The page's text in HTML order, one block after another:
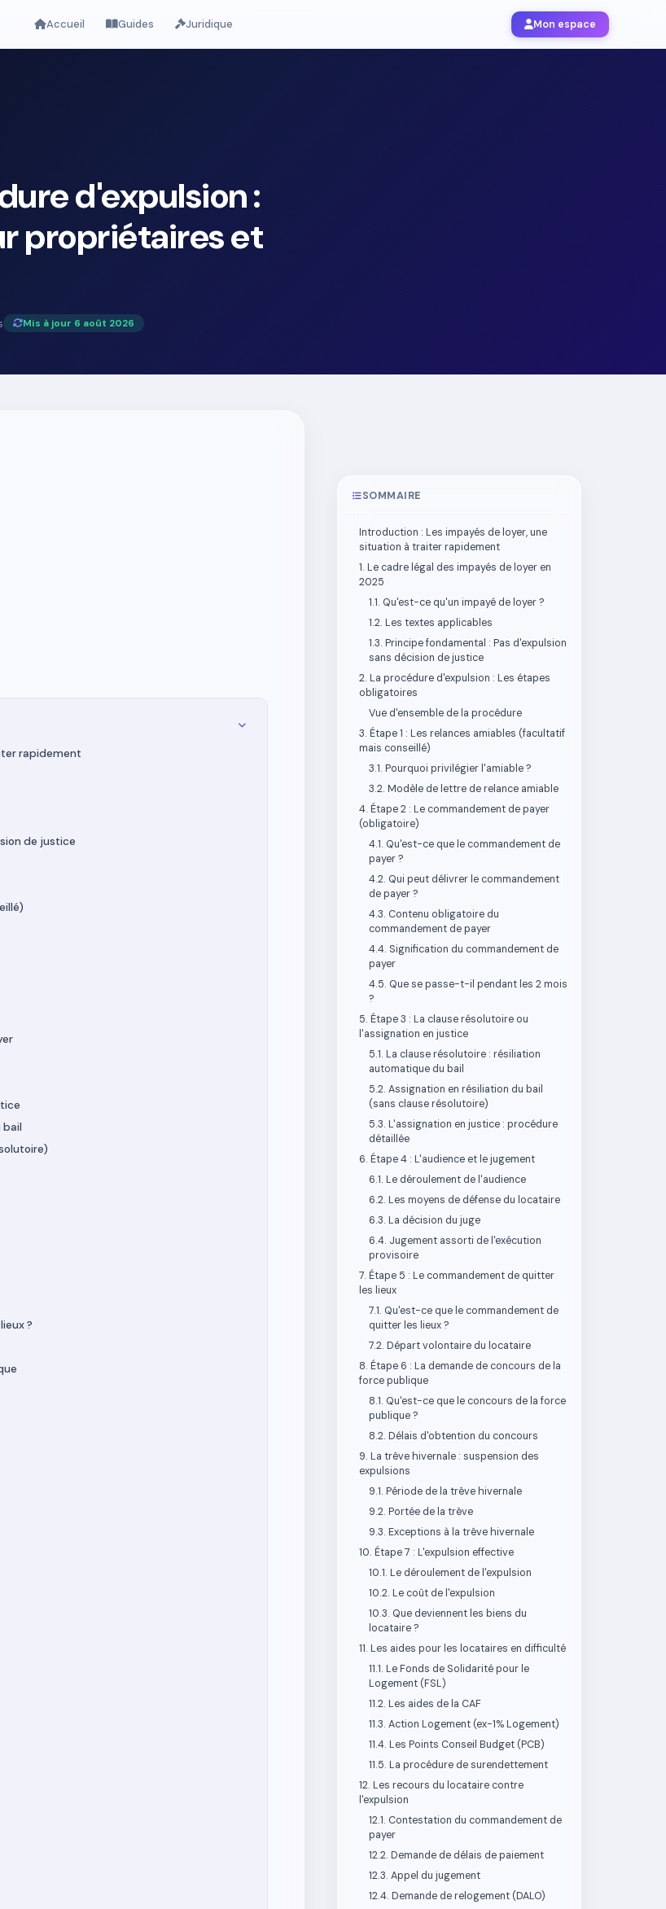
Accueil Guides Juridique Mon espace
d'expulsion :
propriétaires et
Mis à jour 6 août 2026
rapidement
de justice
bail
?
SOMMAIRE
Introduction : Les impayés de loyer, une
situation à traiter rapidement
1. Le cadre légal des impayés de loyer en
2025
1.1. Qu'est-ce qu'un impayé de loyer ?
1.2. Les textes applicables
1.3. Principe fondamental : Pas d'expulsion
sans décision de justice
2. La procédure d'expulsion : Les étapes
obligatoires
Vue d'ensemble de la procédure
3. Étape 1 : Les relances amiables (facultatif
mais conseillé)
3.1. Pourquoi privilégier l'amiable ?
3.2. Modèle de lettre de relance amiable
4. Étape 2 : Le commandement de payer
(obligatoire)
4.1. Qu'est-ce que le commandement de
payer ?
4.2. Qui peut délivrer le commandement
de payer ?
4.3. Contenu obligatoire du
commandement de payer
4.4. Signification du commandement de
payer
4.5. Que se passe-t-il pendant les 2 mois
?
5. Étape 3 : La clause résolutoire ou
l'assignation en justice
5.1. La clause résolutoire : résiliation
automatique du bail
5.2. Assignation en résiliation du bail
(sans clause résolutoire)
5.3. L'assignation en justice : procédure
détaillée
6. Étape 4 : L'audience et le jugement
6.1. Le déroulement de l'audience
6.2. Les moyens de défense du locataire
6.3. La décision du juge
6.4. Jugement assorti de l'exécution
provisoire
7. Étape 5 : Le commandement de quitter
les lieux
7.1. Qu'est-ce que le commandement de
quitter les lieux ?
7.2. Départ volontaire du locataire
8. Étape 6 : La demande de concours de la
force publique
8.1. Qu'est-ce que le concours de la force
publique ?
8.2. Délais d'obtention du concours
9. La trêve hivernale : suspension des
expulsions
9.1. Période de la trêve hivernale
9.2. Portée de la trêve
9.3. Exceptions à la trêve hivernale
10. Étape 7 : L'expulsion effective
10.1. Le déroulement de l'expulsion
10.2. Le coût de l'expulsion
10.3. Que deviennent les biens du
locataire ?
11. Les aides pour les locataires en difficulté
11.1. Le Fonds de Solidarité pour le
Logement (FSL)
11.2. Les aides de la CAF
11.3. Action Logement (ex-1% Logement)
11.4. Les Points Conseil Budget (PCB)
11.5. La procédure de surendettement
12. Les recours du locataire contre
l'expulsion
12.1. Contestation du commandement de
payer
12.2. Demande de délais de paiement
12.3. Appel du jugement
12.4. Demande de relogement (DALO)